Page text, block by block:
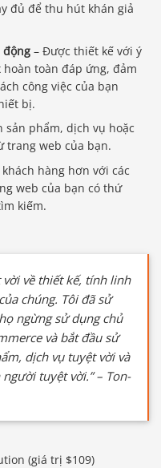
đủ để thu hút khán giả
động – Được thiết kế với ý
toàn đáp ứng, đảm
công việc của bạn
bị.
sản phẩm, dịch vụ hoặc
trang web của bạn.
hàng hơn với các
web của bạn có thứ
kiếm.
vời về thiết kế, tính linh
chúng. Tôi đã sử
ngừng sử dụng chủ
và bắt đầu sử
dịch vụ tuyệt vời và
tuyệt vời.” – Ton-
(giá trị $109)